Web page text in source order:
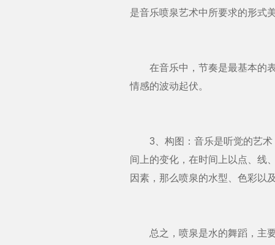
是音乐喷泉艺术中所要求的形式
在音乐中，节奏是最基本的表
情感的波动起伏。
3、构图：音乐是听觉的艺术
间上的变化，在时间上以点、线
因素，那么喷泉的水型、色彩以
总之，喷泉是水的舞蹈，主要